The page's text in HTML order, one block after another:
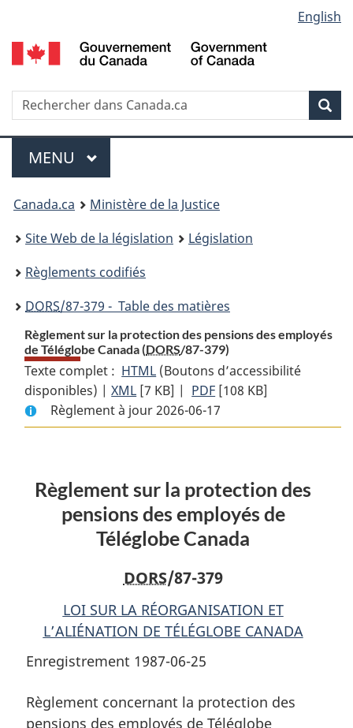
au
contenu
propos
de
la
HTML
simplifiée
selection
English
Recherche
Menu
MENU PRINCIPAL
You
are
here:
Canada.ca
Ministère de la Justice
Site Web de la législation
Législation
Règlements codifiés
DORS/87-379 - Table des matières
Règlement sur la protection des pensions des employés
de Téléglobe Canada (DORS/87-379)
Texte complet : HTML Texte
complet
:
Règlement
protection
des
pensions
des
employés
de
Téléglobe
Canada
(Boutons d’accessibilité
disponibles) |XML Texte
complet
:
la
protection
des
pensions
employés
de
Téléglobe
[7 KB] | PDF Texte
complet
:
la
protection
des
pensions
des
employés
de
Téléglobe
[108 KB]
Règlement à jour 2026-06-17
Règlement sur la protection des
pensions des employés de
Téléglobe Canada
DORS/87-379
LOI SUR LA RÉORGANISATION ET
L’ALIÉNATION DE TÉLÉGLOBE CANADA
Enregistrement 1987-06-25
Règlement concernant la protection des
pensions des employés de Téléglobe